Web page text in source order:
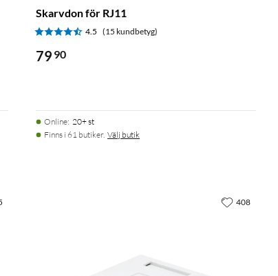
Skarvdon för RJ11
4.5 (15 kundbetyg)
79 90
Online: 20+ st
Finns i 61 butiker. Välj butik
408